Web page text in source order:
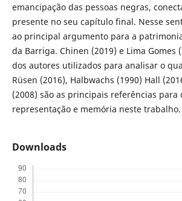
emancipação das pessoas negras,
presente no seu capítulo final. Nesse
ao principal argumento para a
da Barriga. Chinen (2019) e Lima Gomes
dos autores utilizados para analisar o
Rüsen (2016), Halbwachs (1990) Hall
(2008) são as principais referências para
representação e memória neste trabalho.
Downloads